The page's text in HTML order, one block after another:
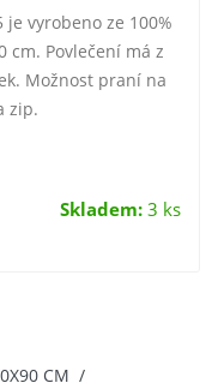
je vyrobeno ze 100%
cm. Povlečení má z
Možnost praní na
zip.
Skladem:3 ks
CM